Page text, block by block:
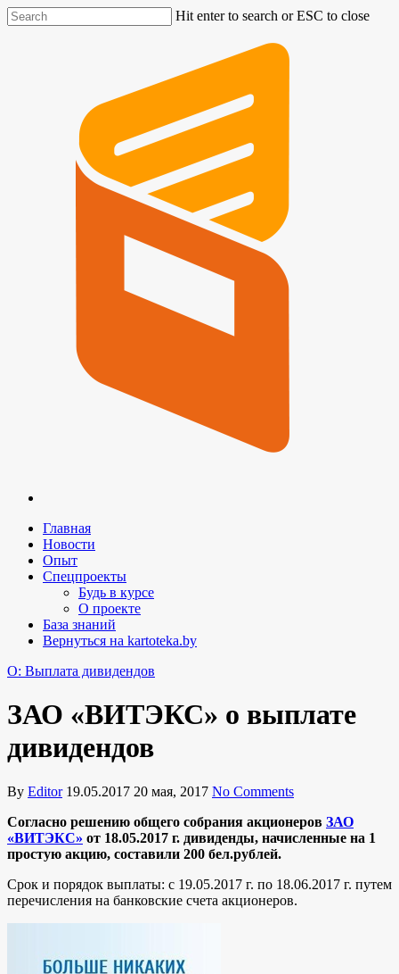
Hit enter to search or ESC to close
Главная
Новости
Опыт
Спецпроекты
Будь в курсе
О проекте
База знаний
Вернуться на kartoteka.by
O: Выплата дивидендов
ЗАО «ВИТЭКС» о выплате
дивидендов
By Editor 19.05.2017 20 мая, 2017 No Comments
Согласно решению общего собрания акционеров ЗАО
«ВИТЭКС» от 18.05.2017 г. дивиденды, начисленные на 1
простую акцию, составили 200 бел.рублей.
Срок и порядок выплаты: с 19.05.2017 г. по 18.06.2017 г. путем
перечисления на банковские счета акционеров.